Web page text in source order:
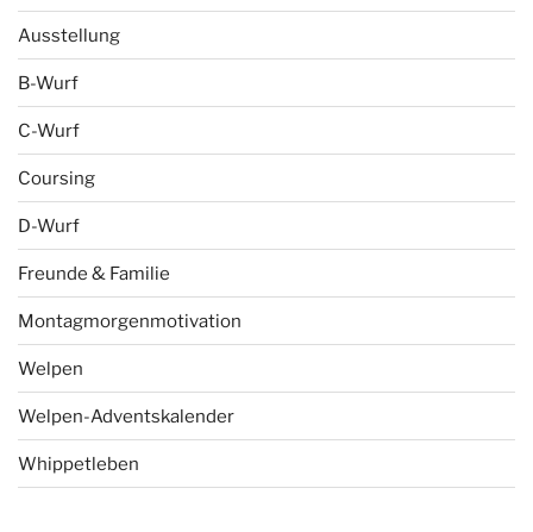
Ausstellung
B-Wurf
C-Wurf
Coursing
D-Wurf
Freunde & Familie
Montagmorgenmotivation
Welpen
Welpen-Adventskalender
Whippetleben